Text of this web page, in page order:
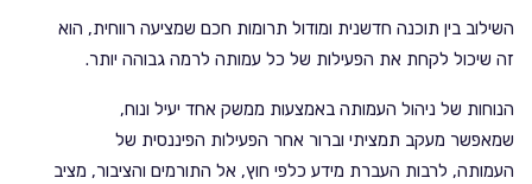
השילוב בין תוכנה חדשנית ומודול תרומות חכם שמציעה רווחית, הוא
זה שיכול לקחת את הפעילות של כל עמותה לרמה גבוהה יותר.
הנוחות של ניהול העמותה באמצעות ממשק אחד יעיל ונוח,
שמאפשר מעקב תמציתי וברור אחר הפעילות הפיננסית של
העמותה, לרבות העברת מידע כלפי חוץ, אל התורמים והציבור, מציב